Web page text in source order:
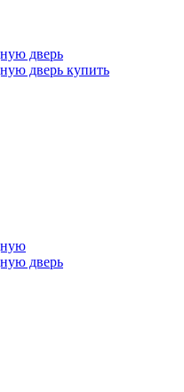
дверь
дверь купить
дверь